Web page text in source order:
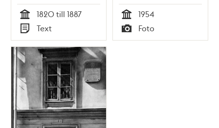
Tid
1820 till 1887
Typ
Text Tid
1954
Typ
Foto